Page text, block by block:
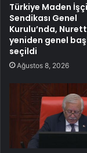
Türkiye Maden
Sendikası Genel
Kurulu’nda,
yeniden genel
seçildi
Ağustos 8, 2026